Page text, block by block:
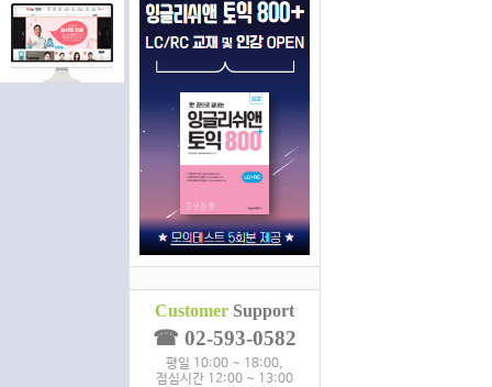
Customer Support
☎ 02-593-0582
평일 10:00 ~ 18:00,
점심시간 12:00 ~ 13:00